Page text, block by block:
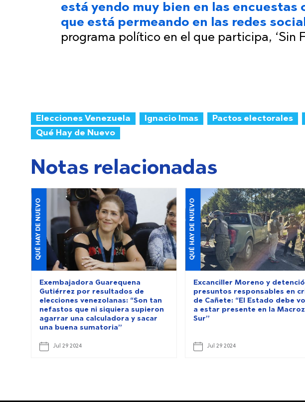
está yendo muy bien en las encuestas
que está permeando en las redes
programa político en el que participa, ‘Sin
Elecciones Venezuela Ignacio Imas Pactos electorales
Qué Hay de Nuevo
Notas relacionadas
QUÉ HAY DE NUEVO
Exembajadora Guarequena
Gutiérrez por resultados de
elecciones venezolanas: “Son tan
nefastos que ni siquiera supieron
agarrar una calculadora y sacar
una buena sumatoria”
Jul 29 2024
QUÉ HAY DE NUEVO
Excanciller Moreno y
presuntos responsables en
de Cañete: “El Estado debe
a estar presente en la
Sur”
Jul 29 2024